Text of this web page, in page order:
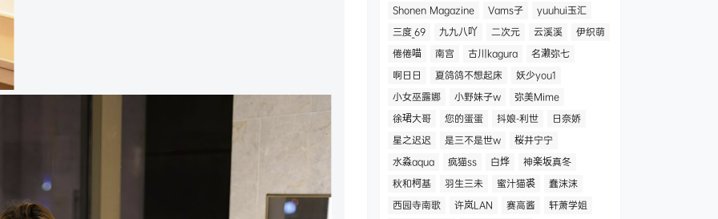
Shonen Magazine
Vams子
yuuhui玉汇
三度_69
九九八吖 二次元 云溪溪
伊织萌
倦倦喵
南宫 古川kagura
名濑弥七
啊日日
夏鸽鸽不想起床
妖少you1
小女巫露娜
小野妹子w
弥美Mime
徐珺大哥
您的蛋蛋 抖娘-利世
日奈娇
星之迟迟
是三不是世w
桜井宁宁
水淼aqua
疯猫ss 白烨
神楽坂真冬
秋和柯基
羽生三未 蜜汁猫裘
蠢沫沫
西园寺南歌
许岚LAN 赛高酱
轩萧学姐